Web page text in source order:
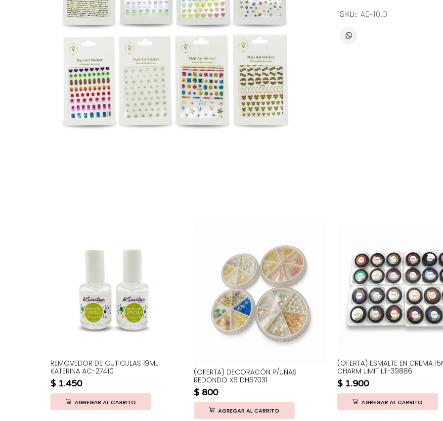
SKU: AD-10.O
REMOVEDOR DE CUTICULAS 19ML
KATERINA AC-27410
$ 1.450
AGREGAR AL CARRITO
(OFERTA) DECORACÓN P/UÑAS
REDONDO X6 DH67031
$ 800
AGREGAR AL CARRITO
(OFERTA) ESMALTE EN CREMA
CHARM LIMIT LT-39886
$ 1.900
AGREGAR AL CARRITO